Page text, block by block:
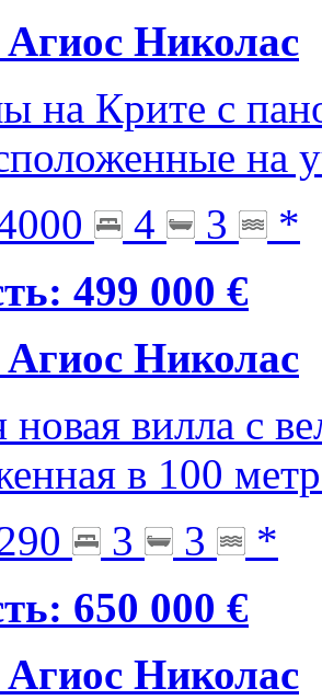
Николас
на Крите с
на
4 3
*
499 000 €
Николас
новая вилла с
в 100
3 3
*
650 000 €
Николас